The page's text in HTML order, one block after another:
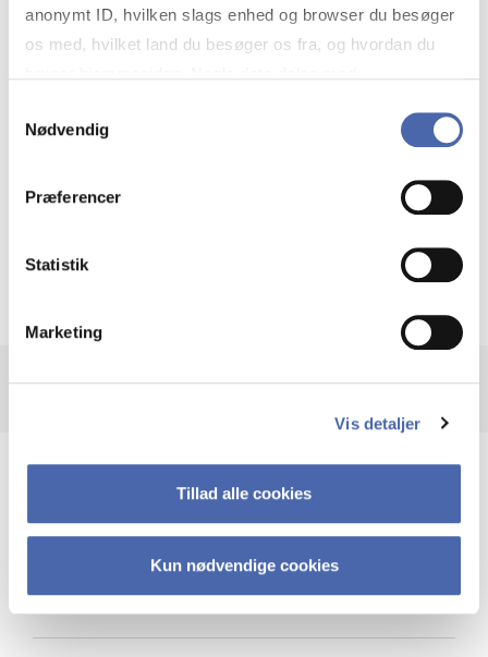
anonymt ID, hvilken slags enhed og browser du besøger
os med, hvilket land du besøger os fra, og hvordan du
markedsføring. Du bestemmer selv - og kan altid trække
Nødvendig
Præferencer
Statistik
Marketing
Vis detaljer
Tillad alle cookies
Kun nødvendige cookies
Krigen i Ukraine
Cybersikkerhed